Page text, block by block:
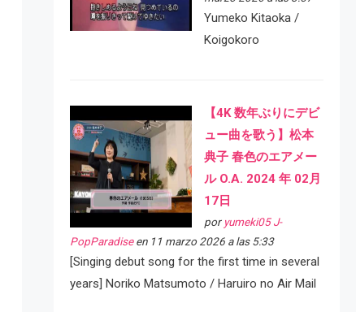
Yumeko Kitaoka /
Koigokoro
【4K 数年ぶりにデビ
ュー曲を歌う】松本
典子 春色のエアメー
ル O.A. 2024 年 02月
17日
por yumeki05 J-
PopParadiseen 11 marzo 2026 a las 5:33
[Singing debut song for the first time in several
years] Noriko Matsumoto / Haruiro no Air Mail